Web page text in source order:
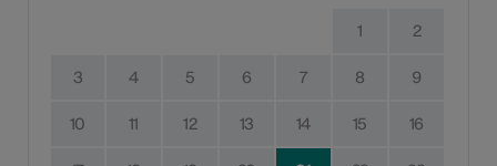
1 2
3 4 5 6 7 8 9
10 11 12 13 14 15 16